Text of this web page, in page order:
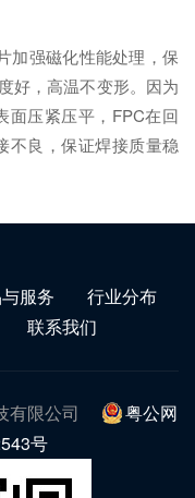
加强磁化性能处理，保
好，高温不变形。因为
面压紧压平，FPC在回
不良，保证焊接质量稳
服务
行业分布
联系我们
有限公司
粤公网
号